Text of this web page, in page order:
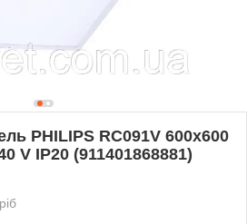
PHILIPS RC091V 600х600
V IP20 (911401868881)